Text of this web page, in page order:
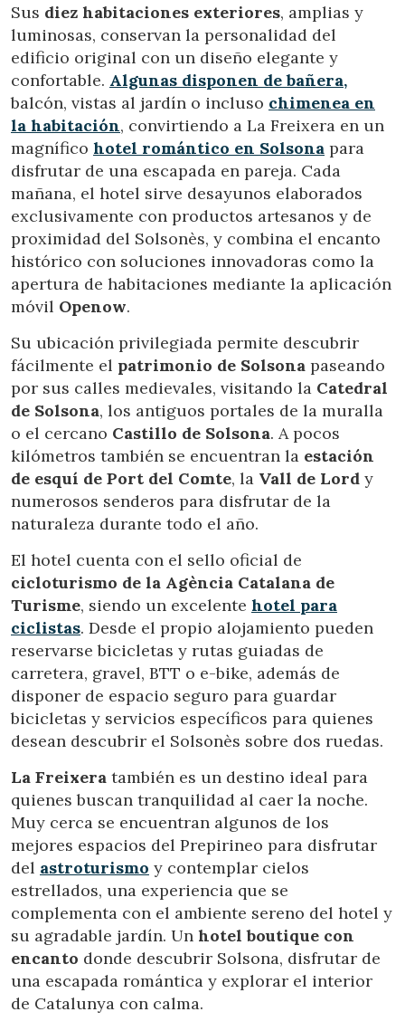
Sus diez habitaciones exteriores, amplias y
luminosas, conservan la personalidad del
edificio original con un diseño elegante y
confortable. Algunas disponen de bañera,
balcón, vistas al jardín o incluso chimenea en
la habitación, convirtiendo a La Freixera en un
magnífico hotel romántico en Solsona para
disfrutar de una escapada en pareja. Cada
mañana, el hotel sirve desayunos elaborados
exclusivamente con productos artesanos y de
proximidad del Solsonès, y combina el encanto
histórico con soluciones innovadoras como la
apertura de habitaciones mediante la aplicación
móvil Openow.
Su ubicación privilegiada permite descubrir
fácilmente el patrimonio de Solsona paseando
por sus calles medievales, visitando la Catedral
de Solsona, los antiguos portales de la muralla
o el cercano Castillo de Solsona. A pocos
kilómetros también se encuentran la estación
de esquí de Port del Comte, la Vall de Lord y
numerosos senderos para disfrutar de la
naturaleza durante todo el año.
El hotel cuenta con el sello oficial de
cicloturismo de la Agència Catalana de
Turisme, siendo un excelente hotel para
ciclistas. Desde el propio alojamiento pueden
reservarse bicicletas y rutas guiadas de
carretera, gravel, BTT o e-bike, además de
disponer de espacio seguro para guardar
bicicletas y servicios específicos para quienes
desean descubrir el Solsonès sobre dos ruedas.
La Freixera también es un destino ideal para
quienes buscan tranquilidad al caer la noche.
Muy cerca se encuentran algunos de los
mejores espacios del Prepirineo para disfrutar
del astroturismo y contemplar cielos
estrellados, una experiencia que se
complementa con el ambiente sereno del hotel y
su agradable jardín. Un hotel boutique con
encanto donde descubrir Solsona, disfrutar de
una escapada romántica y explorar el interior
de Catalunya con calma.
Modificar cookies
Técnicas y funcionales
Siempre activas
Este sitio web utiliza Cookies propias para recopilar
información con la finalidad de mejorar nuestros servicios.
Si continua navegando, supone la aceptación de la
instalación de las mismas. El usuario tiene la posibilidad
de configurar su navegador pudiendo, si así lo desea,
impedir que sean instaladas en su disco duro, aunque
deberá tener en cuenta que dicha acción podrá ocasionar
Analíticas y personalización
Permiten realizar el seguimiento y análisis del
comportamiento de los usuarios de este sitio web. La
información recogida mediante este tipo de cookies se
utiliza en la medición de la actividad de la web para la
elaboración de perfiles de navegación de los usuarios con
el fin de introducir mejoras en función del análisis de los
datos de uso que hacen los usuarios del servicio. Permiten
guardar la información de preferencia del usuario para
mejor experiencia a través de productos recomendados.
Marketing y publicidad
Estas cookies son utilizadas para almacenar información
sobre las preferencias y elecciones personales del usuario
a través de la observación continuada de sus hábitos de
navegación. Gracias a ellas, podemos conocer los hábitos
de navegación en el sitio web y mostrar publicidad
relacionada con el perfil de navegación del usuario.